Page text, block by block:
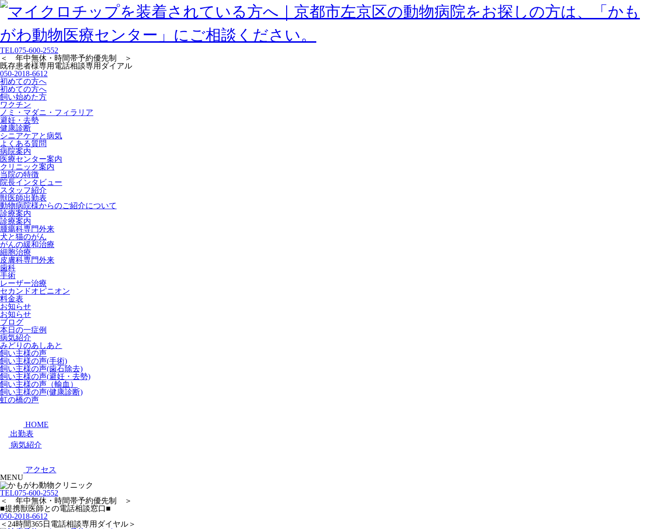
TEL075-600-2552
＜ 年中無休・時間帯予約優先制 ＞
既存患者様専用 電話相談専用ダイアル
050-2018-6612
初めての方へ
初めての方へ
飼い始めた方
ワクチン
ノミ・マダニ・フィラリア
避妊・去勢
健康診断
シニアケアと病気
よくある質問
病院案内
医療センター案内
クリニック案内
当院の特徴
院長インタビュー
スタッフ紹介
獣医師出勤表
動物病院様からのご紹介について
診療案内
診療案内
腫瘍科専門外来
犬と猫のがん
がんの緩和治療
細胞治療
皮膚科専門外来
歯科
手術
レーザー治療
セカンドオピニオン
料金表
お知らせ
お知らせ
ブログ
本日の一症例
病気紹介
みどりのあしあと
飼い主様の声
飼い主様の声(手術)
飼い主様の声(歯石除去)
飼い主様の声(避妊・去勢)
飼い主様の声（輸血）
飼い主様の声(健康診断)
虹の橋の声
HOME
出勤表
病気紹介
アクセス
MENU
TEL075-600-2552
＜ 年中無休・時間帯予約優先制 ＞
■提携獣医師との電話相談窓口■
050-2018-6612
＜24時間365日電話相談専用ダイヤル＞